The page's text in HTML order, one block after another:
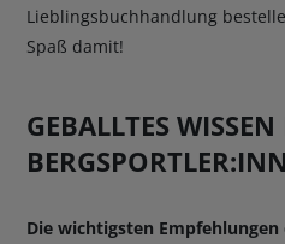
Lieblingsbuchhandlung
Spaß damit!
GEBALLTES WISSEN
Die wichtigsten